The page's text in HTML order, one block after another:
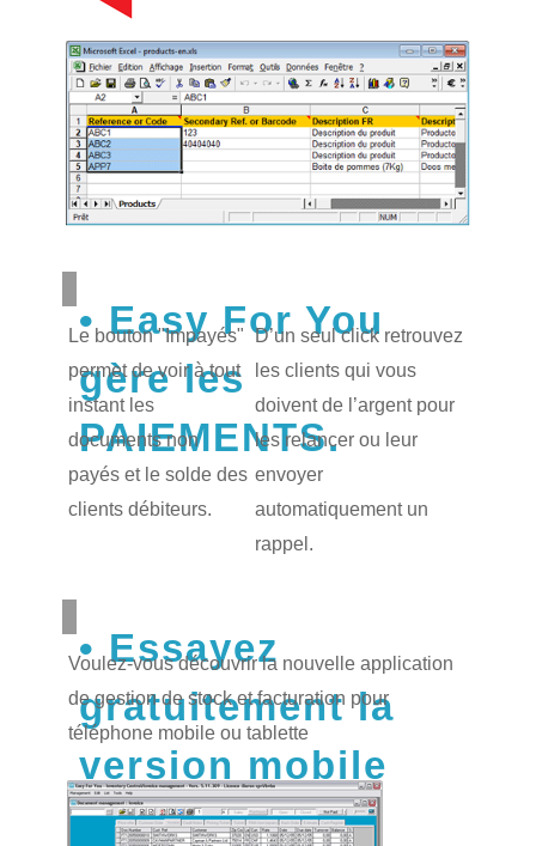
Easy For You
gère les
PAIEMENTS.
Le bouton "Impayés"
permet de voir à tout
instant les
documents non
payés et le solde des
clients débiteurs.
D’un seul click retrouvez
les clients qui vous
doivent de l’argent pour
les relancer ou leur
envoyer
automatiquement un
rappel.
Essayez
gratuitement la
version mobile
pour Android
Voulez-vous découvrir la nouvelle application
de gestion de stock et facturation pour
téléphone mobile ou tablette